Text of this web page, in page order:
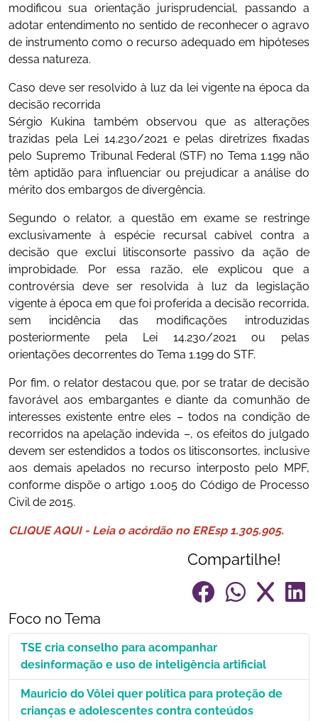
modificou sua orientação jurisprudencial, passando a
adotar entendimento no sentido de reconhecer o agravo
de instrumento como o recurso adequado em hipóteses
dessa natureza.
Caso deve ser resolvido à luz da lei vigente na época da
decisão recorrida
Sérgio Kukina também observou que as alterações
trazidas pela Lei 14.230/2021 e pelas diretrizes fixadas
pelo Supremo Tribunal Federal (STF) no Tema 1.199 não
têm aptidão para influenciar ou prejudicar a análise do
mérito dos embargos de divergência.
Segundo o relator, a questão em exame se restringe
exclusivamente à espécie recursal cabível contra a
decisão que exclui litisconsorte passivo da ação de
improbidade. Por essa razão, ele explicou que a
controvérsia deve ser resolvida à luz da legislação
vigente à época em que foi proferida a decisão recorrida,
sem incidência das modificações introduzidas
posteriormente pela Lei 14.230/2021 ou pelas
orientações decorrentes do Tema 1.199 do STF.
Por fim, o relator destacou que, por se tratar de decisão
favorável aos embargantes e diante da comunhão de
interesses existente entre eles – todos na condição de
recorridos na apelação indevida –, os efeitos do julgado
devem ser estendidos a todos os litisconsortes, inclusive
aos demais apelados no recurso interposto pelo MPF,
conforme dispõe o artigo 1.005 do Código de Processo
Civil de 2015.
CLIQUE AQUI - Leia o acórdão no EREsp 1.305.905.
Compartilhe!
Foco no Tema
TSE cria conselho para acompanhar
desinformação e uso de inteligência artificial
Mauricio do Vôlei quer política para proteção de
crianças e adolescentes contra conteúdos